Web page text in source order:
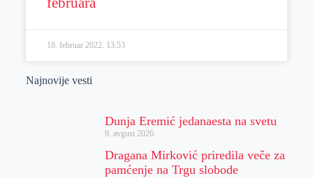
18. februar 2022. 13:53
Najnovije vesti
Dunja Eremić jedanaesta na svetu
9. avgust 2026.
Dragana Mirković priredila veče za
pamćenje na Trgu slobode